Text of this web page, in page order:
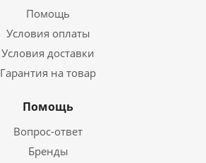
Помощь
Условия оплаты
Условия доставки
Гарантия на товар
Помощь
Вопрос-ответ
Бренды